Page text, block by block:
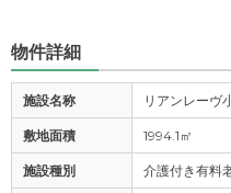
物件詳細
施設名称 リアンレーヴ
敷地面積 1994.1㎡
施設種別 介護付き有料